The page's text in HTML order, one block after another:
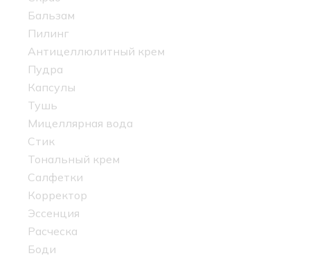
Бальзам
Пилинг
Антицеллюлитный крем
Пудра
Капсулы
Тушь
Мицеллярная вода
Стик
Тональный крем
Салфетки
Корректор
Эссенция
Расческа
Боди